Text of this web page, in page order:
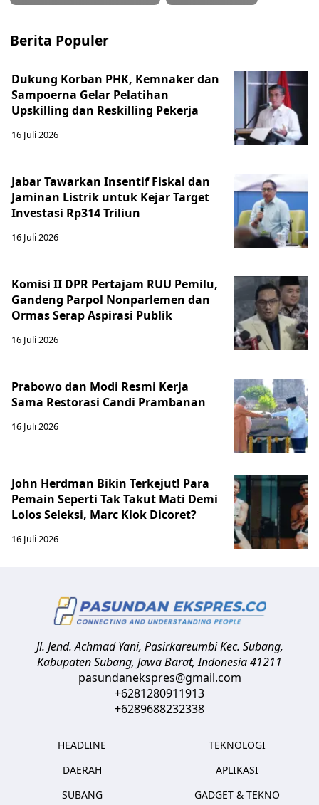
Berita Populer
Dukung Korban PHK, Kemnaker dan
Sampoerna Gelar Pelatihan
Upskilling dan Reskilling Pekerja
16 Juli 2026
Jabar Tawarkan Insentif Fiskal dan
Jaminan Listrik untuk Kejar Target
Investasi Rp314 Triliun
16 Juli 2026
Komisi II DPR Pertajam RUU Pemilu,
Gandeng Parpol Nonparlemen dan
Ormas Serap Aspirasi Publik
16 Juli 2026
Prabowo dan Modi Resmi Kerja
Sama Restorasi Candi Prambanan
16 Juli 2026
John Herdman Bikin Terkejut! Para
Pemain Seperti Tak Takut Mati Demi
Lolos Seleksi, Marc Klok Dicoret?
16 Juli 2026
Jl. Jend. Achmad Yani, Pasirkareumbi Kec. Subang,
Kabupaten Subang, Jawa Barat,Indonesia41211
pasundanekspres@gmail.com
+6281280911913
+6289688232338
HEADLINE
DAERAH
SUBANG
TEKNOLOGI
APLIKASI
GADGET & TEKNO